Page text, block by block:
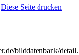
Diese Seite drucken
bilddatenbank/